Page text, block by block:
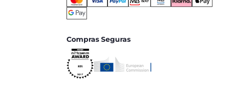
Compras Seguras